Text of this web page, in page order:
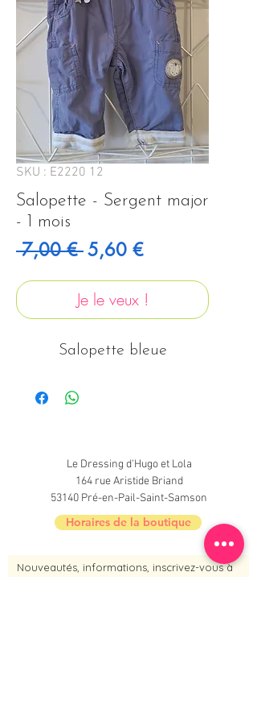
SKU : E2220 12
Salopette - Sergent major
- 1 mois
7,00 € Prix original
5,60 €Prix
Je le veux !
Salopette bleue
Le Dressing d'Hugo et Lola
164 rue Aristide Briand
53140 Pré-en-Pail-Saint-Samson
Horaires de la boutique
Nouveautés, informations, inscrivez-vous à